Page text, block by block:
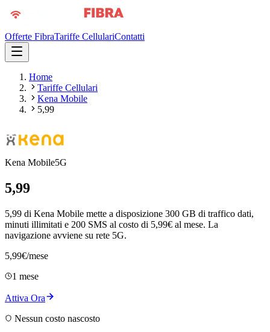
Offerte FibraTariffe CellulariContatti
Home
Tariffe Cellulari
Kena Mobile
5,99
Kena Mobile5G
5,99
5,99 di Kena Mobile mette a disposizione 300 GB di traffico dati,
minuti illimitati e 200 SMS al costo di 5,99€ al mese. La
navigazione avviene su rete 5G.
5,99€/mese
1 mese
Attiva Ora
Nessun costo nascosto